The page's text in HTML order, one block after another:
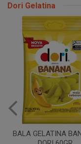
Dori Gelatina
BALA GELATINA